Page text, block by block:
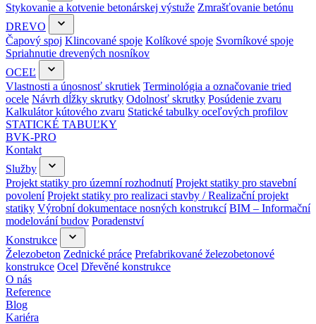
Stykovanie a kotvenie betonárskej výstuže Zmrašťovanie betónu
DREVO
Čapový spoj Klincované spoje Kolíkové spoje Svorníkové spoje
Spriahnutie drevených nosníkov
OCEĽ
Vlastnosti a únosnosť skrutiek Terminológia a označovanie tried
ocele Návrh dĺžky skrutky Odolnosť skrutky Posúdenie zvaru
Kalkulátor kútového zvaru Statické tabulky oceľových profilov
STATICKÉ TABUĽKY
BVK-PRO
Kontakt
Služby
Projekt statiky pro územní rozhodnutí Projekt statiky pro stavební
povolení Projekt statiky pro realizaci stavby / Realizační projekt
statiky Výrobní dokumentace nosných konstrukcí BIM – Informační
modelování budov Poradenství
Konstrukce
Železobeton Zednické práce Prefabrikované železobetonové
konstrukce Ocel Dřevěné konstrukce
O nás
Reference
Blog
Kariéra